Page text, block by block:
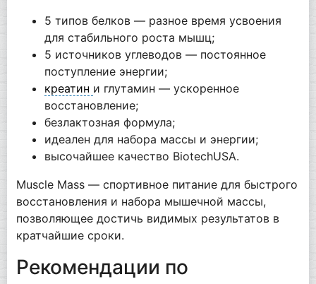
5 типов белков — разное время усвоения
для стабильного роста мышц;
5 источников углеводов — постоянное
поступление энергии;
креатин и глутамин — ускоренное
восстановление;
безлактозная формула;
идеален для набора массы и энергии;
высочайшее качество BiotechUSA.
Muscle Mass — спортивное питание для быстрого
восстановления и набора мышечной массы,
позволяющее достичь видимых результатов в
кратчайшие сроки.
Рекомендации по